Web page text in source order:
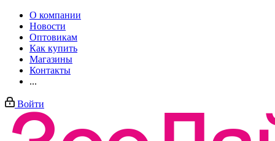
О компании
Новости
Оптовикам
Как купить
Магазины
Контакты
...
Войти